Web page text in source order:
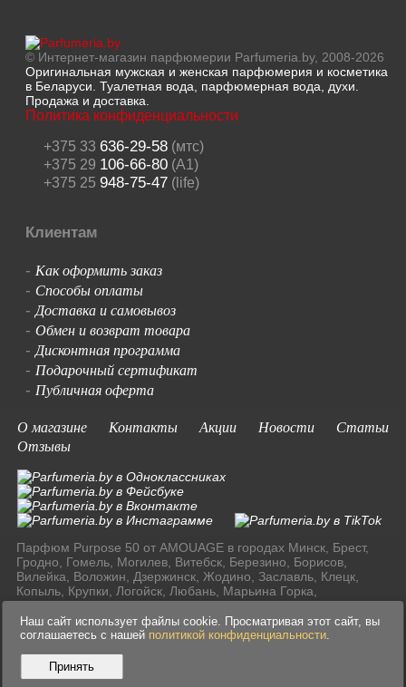
© Интернет-магазин парфюмерии Parfumeria.by, 2008-2026
Оригинальная мужская и женская парфюмерия и косметика
в Беларуси. Туалетная вода, парфюмерная вода, духи.
Продажа и доставка.
Политика конфиденциальности
+375 33 636-29-58(мтс)
+375 29 106-66-80(A1)
+375 25 948-75-47(life)
Клиентам
- Как оформить заказ
- Способы оплаты
-Доставка и самовывоз
- Обмен и возврат товара
-Дисконтная программа
- Подарочный сертификат
- Публичная оферта
О магазине
Контакты Акции Новости
Статьи
Отзывы
Парфюм Purpose 50 от AMOUAGE в городах Минск, Брест,
Гродно, Гомель, Могилев, Витебск, Березино, Борисов,
Вилейка, Воложин, Дзержинск, Жодино, Заславль, Клецк,
Копыль, Крупки, Логойск, Любань, Марьина Горка,
Молодечно, Мядель, Несвиж, Слуцк, Смолевичи, Солигорск,
Старые Дороги, Столбцы, Узда, Фаниполь по доступным
ценам в Ресублике Беларусь.
Наш сайт использует файлы cookie. Просматривая этот сайт, вы
соглашаетесь с нашей политикой конфиденциальности.
Принять